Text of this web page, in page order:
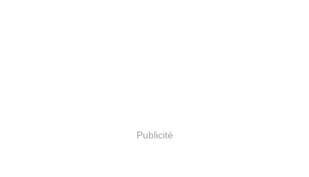
Publicité